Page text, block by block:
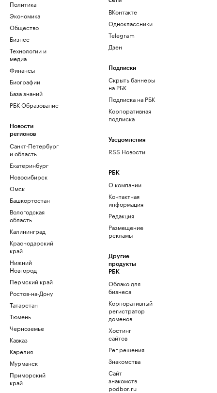
Политика
Экономика
Общество
Бизнес
Технологии и
медиа
Финансы
Биографии
База знаний
РБК Образование
Новости
регионов
Санкт-Петербург
и область
Екатеринбург
Новосибирск
Омск
Башкортостан
Вологодская
область
Калининград
Краснодарский
край
Нижний
Новгород
Пермский край
Ростов-на-Дону
Татарстан
Тюмень
Черноземье
Кавказ
Карелия
Мурманск
Приморский
край
ВКонтакте
Одноклассники
Telegram
Дзен
Подписки
Скрыть баннеры
на РБК
Подписка на РБК
Корпоративная
подписка
Уведомления
RSS Новости
РБК
О компании
Контактная
информация
Редакция
Размещение
рекламы
Другие
продукты
РБК
Облако для
бизнеса
Корпоративный
регистратор
доменов
Хостинг
сайтов
Рег.решения
Знакомства
Сайт
знакомств
podbor.ru